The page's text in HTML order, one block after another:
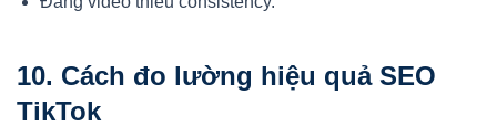
10. Cách đo lường hiệu quả SEO
TikTok